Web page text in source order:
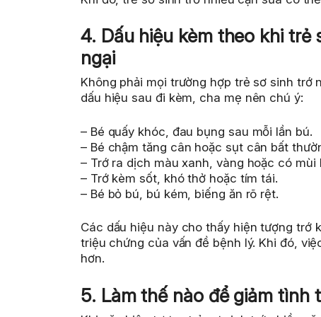
4. Dấu hiệu kèm theo khi trẻ
ngại
Không phải mọi trường hợp trẻ sơ sinh trớ
dấu hiệu sau đi kèm, cha mẹ nên chú ý:
– Bé quấy khóc, đau bụng sau mỗi lần bú.
– Bé chậm tăng cân hoặc sụt cân bất
– Trớ ra dịch màu xanh, vàng hoặc có mùi
– Trớ kèm sốt, khó thở hoặc tím tái.
– Bé bỏ bú, bú kém, biếng ăn rõ rệt.
Các dấu hiệu này cho thấy hiện tượng trớ
triệu chứng của vấn đề bệnh lý. Khi đó,
hơn.
5. Làm thế nào để giảm tình